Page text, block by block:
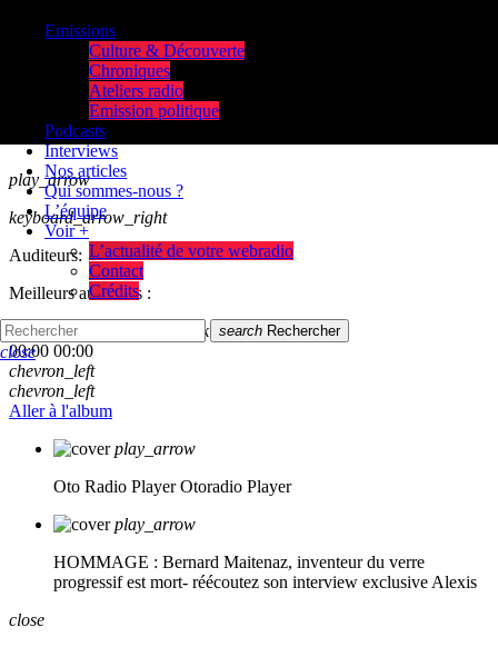
play_arrow
keyboard_arrow_right
Auditeurs:
Meilleurs auditeurs :
skip_previous
skip_next
00:00 00:00
chevron_left
chevron_left
Aller à l'album
play_arrow
Oto Radio Player Otoradio Player
play_arrow
HOMMAGE : Bernard Maitenaz, inventeur du verre
progressif est mort- réécoutez son interview exclusive Alexis
Emissions
Culture & Découverte
Chroniques
Ateliers radio
Emission politique
Podcasts
Interviews
Nos articles
Qui sommes-nous ?
L’équipe
Voir +
L’actualité de votre webradio
Contact
Crédits
search Rechercher
close
close